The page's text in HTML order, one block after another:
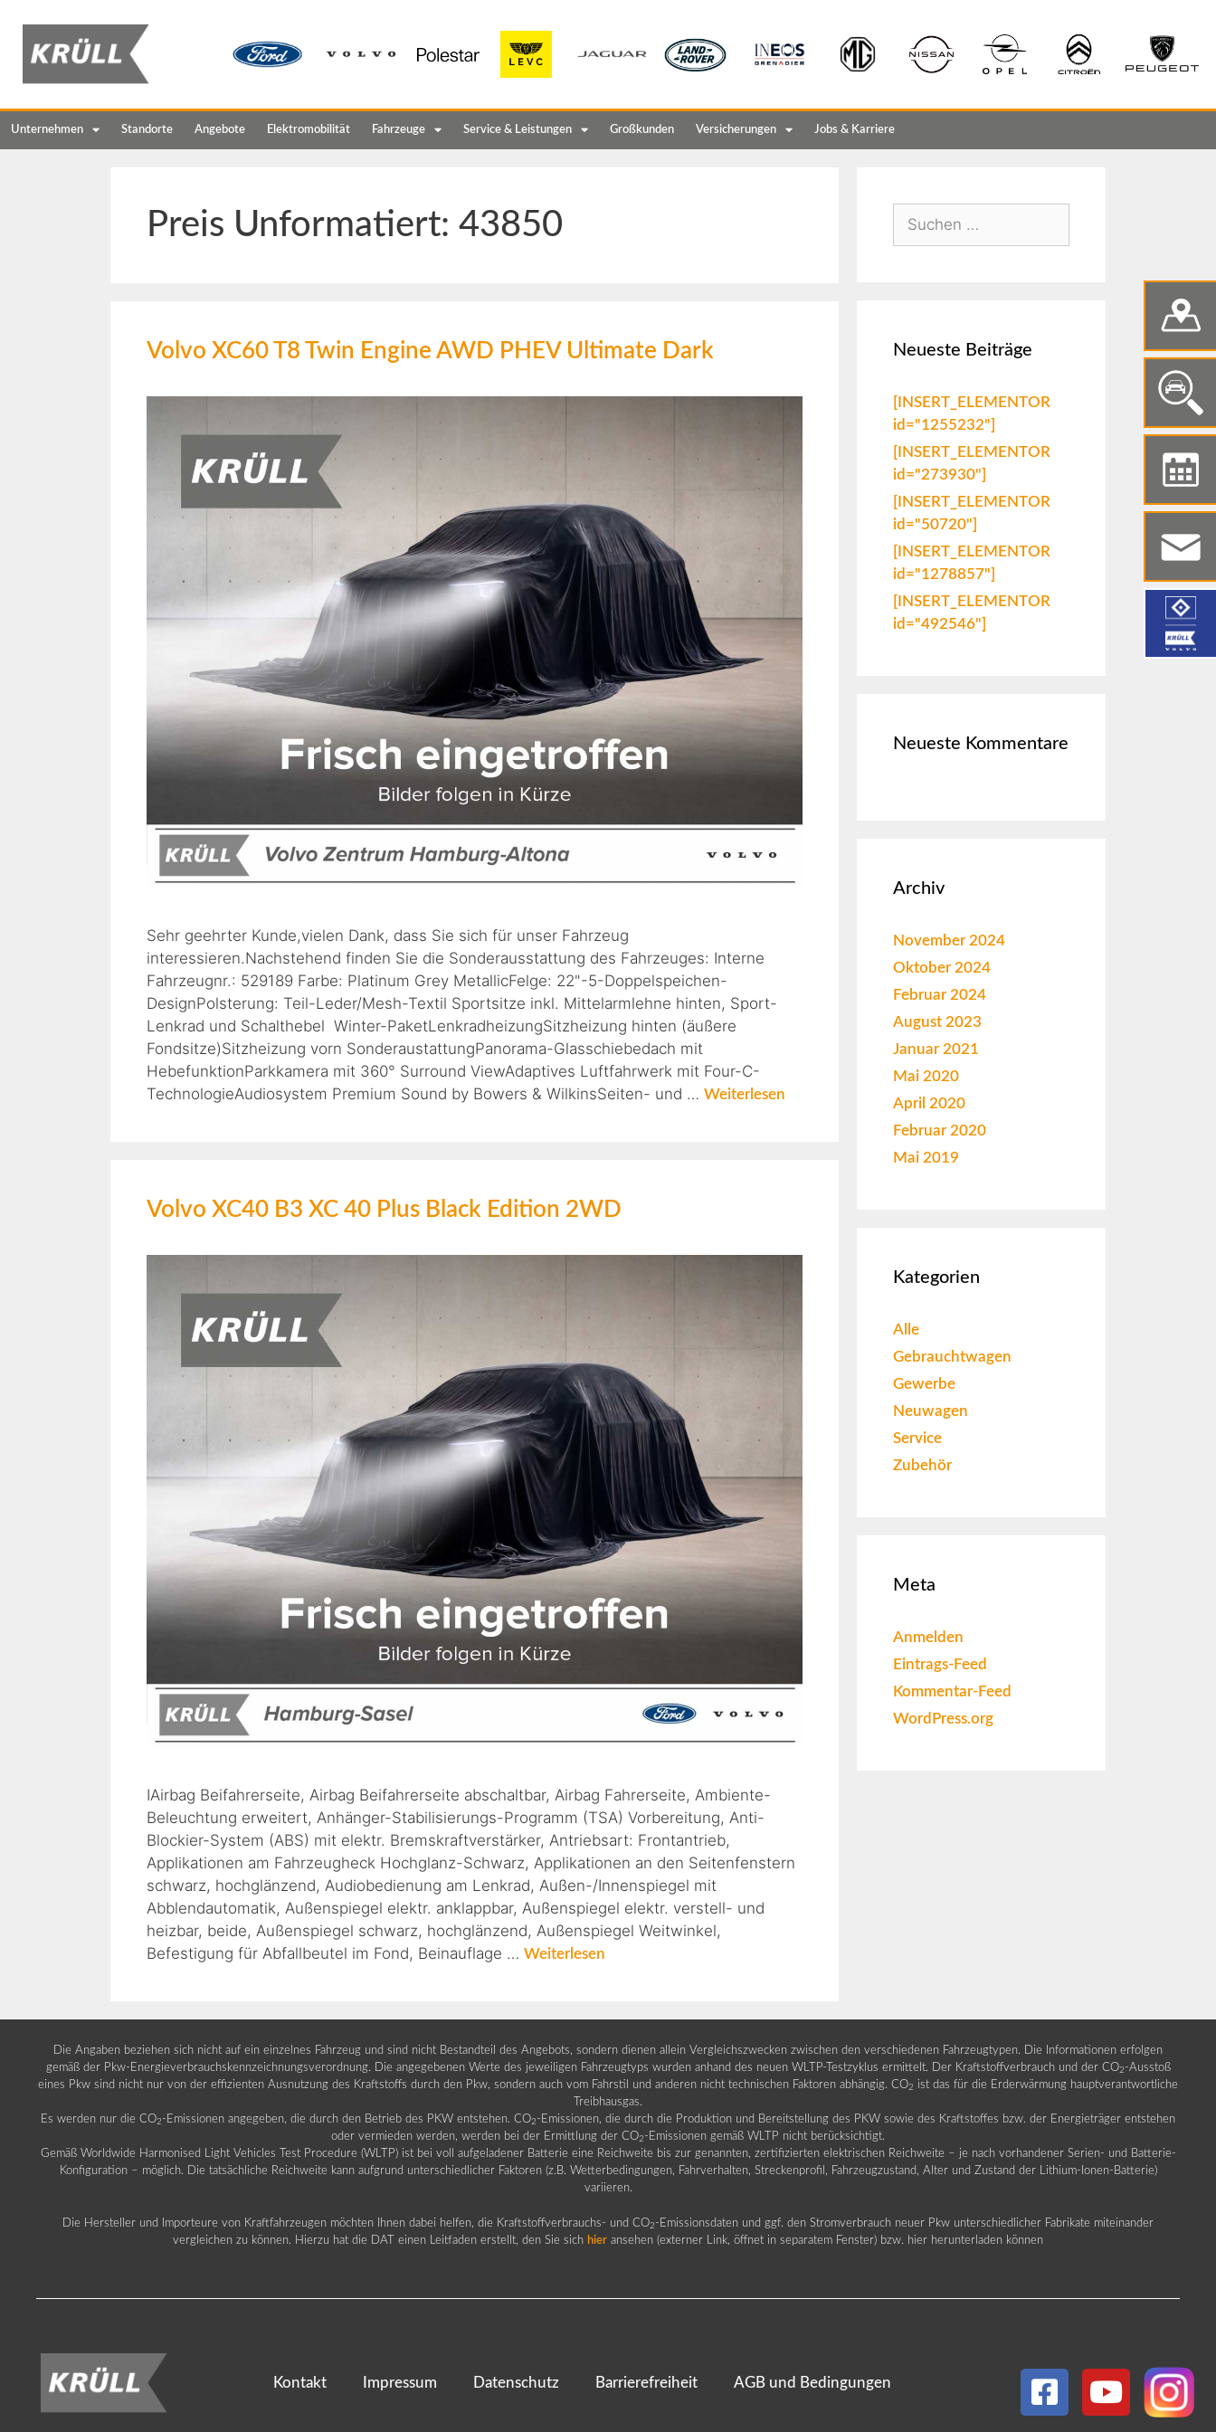
Unternehmen Standorte Angebote Elektromobilität Fahrzeuge Service & Leistungen Großkunden Versicherungen Jobs & Karriere
Preis Unformatiert: 43850
Volvo XC60 T8 Twin Engine AWD PHEV Ultimate Dark
Sehr geehrter Kunde,vielen Dank, dass Sie sich für unser Fahrzeug
interessieren.Nachstehend finden Sie die Sonderausstattung des Fahrzeuges: Interne
Fahrzeugnr.: 529189 Farbe: Platinum Grey MetallicFelge: 22"-5-Doppelspeichen-
DesignPolsterung: Teil-Leder/Mesh-Textil Sportsitze inkl. Mittelarmlehne hinten, Sport-
Lenkrad und Schalthebel Winter-PaketLenkradheizungSitzheizung hinten (äußere
Fondsitze)Sitzheizung vorn SonderaustattungPanorama-Glasschiebedach mit
HebefunktionParkkamera mit 360° Surround ViewAdaptives Luftfahrwerk mit Four-C-
TechnologieAudiosystem Premium Sound by Bowers & WilkinsSeiten- und … Weiterlesen
Volvo XC40 B3 XC 40 Plus Black Edition 2WD
IAirbag Beifahrerseite, Airbag Beifahrerseite abschaltbar, Airbag Fahrerseite, Ambiente-
Beleuchtung erweitert, Anhänger-Stabilisierungs-Programm (TSA) Vorbereitung, Anti-
Blockier-System (ABS) mit elektr. Bremskraftverstärker, Antriebsart: Frontantrieb,
Applikationen am Fahrzeugheck Hochglanz-Schwarz, Applikationen an den Seitenfenstern
schwarz, hochglänzend, Audiobedienung am Lenkrad, Außen-/Innenspiegel mit
Abblendautomatik, Außenspiegel elektr. anklappbar, Außenspiegel elektr. verstell- und
heizbar, beide, Außenspiegel schwarz, hochglänzend, Außenspiegel Weitwinkel,
Befestigung für Abfallbeutel im Fond, Beinauflage … Weiterlesen
Neueste Beiträge
[INSERT_ELEMENTOR
id="1255232"]
[INSERT_ELEMENTOR
id="273930"]
[INSERT_ELEMENTOR
id="50720"]
[INSERT_ELEMENTOR
id="1278857"]
[INSERT_ELEMENTOR
id="492546"]
Neueste Kommentare
Archiv
November 2024
Oktober 2024
Februar 2024
August 2023
Januar 2021
Mai 2020
April 2020
Februar 2020
Mai 2019
Kategorien
Alle
Gebrauchtwagen
Gewerbe
Neuwagen
Service
Zubehör
Meta
Anmelden
Eintrags-Feed
Kommentar-Feed
WordPress.org
Die Angaben beziehen sich nicht auf ein einzelnes Fahrzeug und sind nicht Bestandteil des Angebots, sondern dienen allein Vergleichszwecken zwischen den verschiedenen Fahrzeugtypen. Die Informationen erfolgen
gemäß der Pkw-Energieverbrauchskennzeichnungsverordnung. Die angegebenen Werte des jeweiligen Fahrzeugtyps wurden anhand des neuen WLTP-Testzyklus ermittelt. Der Kraftstoffverbrauch und der CO2 -Ausstoß
eines Pkw sind nicht nur von der effizienten Ausnutzung des Kraftstoffs durch den Pkw, sondern auch vom Fahrstil und anderen nicht technischen Faktoren abhängig. CO2 ist das für die Erderwärmung hauptverantwortliche
Treibhausgas.
Es werden nur die CO2 -Emissionen angegeben, die durch den Betrieb des PKW entstehen. CO2 -Emissionen, die durch die Produktion und Bereitstellung des PKW sowie des Kraftstoffes bzw. der Energieträger entstehen
oder vermieden werden, werden bei der Ermittlung der CO2 -Emissionen gemäß WLTP nicht berücksichtigt.
Gemäß Worldwide Harmonised Light Vehicles Test Procedure (WLTP) ist bei voll aufgeladener Batterie eine Reichweite bis zur genannten, zertifizierten elektrischen Reichweite – je nach vorhandener Serien- und Batterie-
Konfiguration – möglich. Die tatsächliche Reichweite kann aufgrund unterschiedlicher Faktoren (z.B. Wetterbedingungen, Fahrverhalten, Streckenprofil, Fahrzeugzustand, Alter und Zustand der Lithium-Ionen-Batterie)
variieren.
Die Hersteller und Importeure von Kraftfahrzeugen möchten Ihnen dabei helfen, die Kraftstoffverbrauchs- und CO2 -Emissionsdaten und ggf. den Stromverbrauch neuer Pkw unterschiedlicher Fabrikate miteinander
vergleichen zu können. Hierzu hat die DAT einen Leitfaden erstellt, den Sie sich hier ansehen (externer Link, öffnet in separatem Fenster) bzw. hier herunterladen können
Kontakt Impressum Datenschutz Barrierefreiheit AGB und Bedingungen